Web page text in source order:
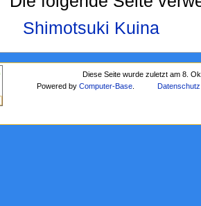
Shimotsuki Kuina
Diese Seite wurde zuletzt am 8.
Powered byComputer-Base Datenschutz